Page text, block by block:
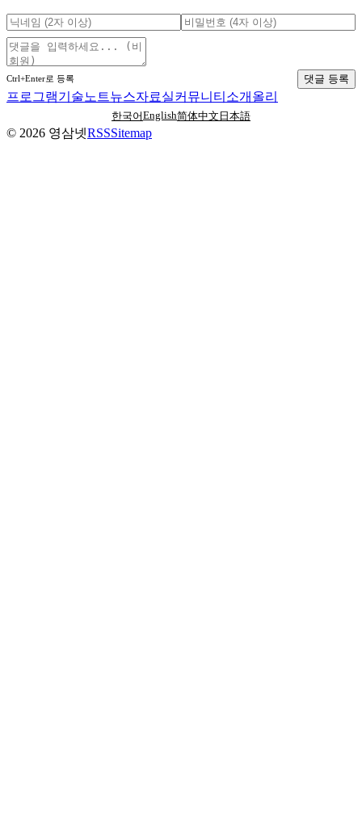
Ctrl+Enter로 등록 댓글 등록
프로그램기술노트뉴스자료실커뮤니티 소개 올리
한국어English简体中文 日本語
© 2026 영삼넷RSSSitemap